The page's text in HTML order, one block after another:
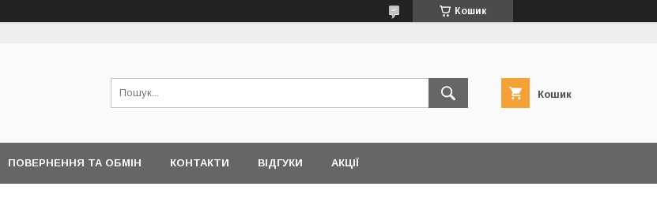
Кошик
Кошик
ПОВЕРНЕННЯ ТА ОБМІН КОНТАКТИ ВІДГУКИ АКЦІЇ